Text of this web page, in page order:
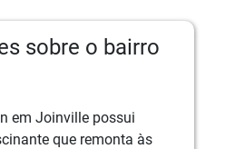
sobre o bairro
em Joinville possui
que remonta às